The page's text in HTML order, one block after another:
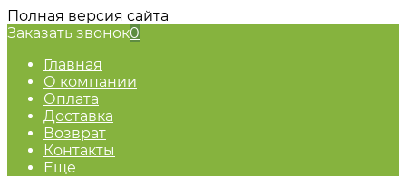
Полная версия сайта
Заказать звонок0
Главная
О компании
Оплата
Доставка
Возврат
Контакты
Еще